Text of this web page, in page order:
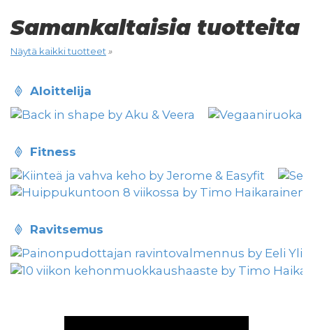
Samankaltaisia tuotteita
Näytä kaikki tuotteet »
aloittelija
fitness
ravitsemus